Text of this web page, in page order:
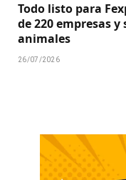
Todo listo para
de 220 empresas
animales
26/07/2026